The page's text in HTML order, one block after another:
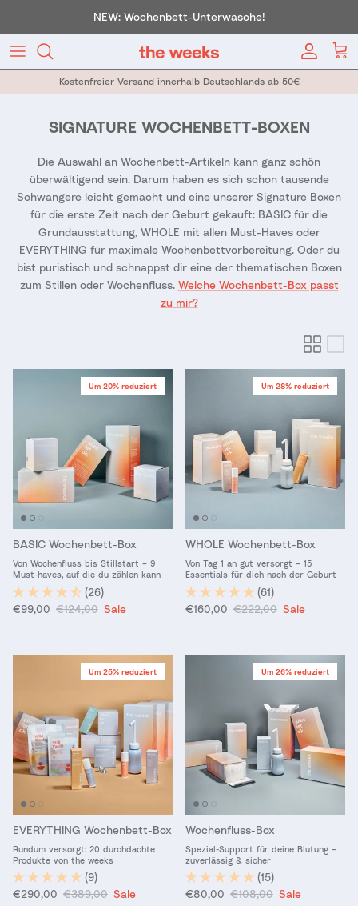
NEW: Wochenbett-Unterwäsche!
Konto
Kostenfreier Versand innerhalb Deutschlands ab 50€
SIGNATURE WOCHENBETT-BOXEN
Die Auswahl an Wochenbett-Artikeln kann ganz schön
überwältigend sein. Darum haben es sich schon tausende
Schwangere leicht gemacht und eine unserer Signature Boxen
für die erste Zeit nach der Geburt gekauft: BASIC für die
Grundausstattung, WHOLE mit allen Must-Haves oder
EVERYTHING für maximale Wochenbettvorbereitung. Oder du
bist puristisch und schnappst dir eine der thematischen Boxen
zum Stillen oder Wochenfluss. Welche Wochenbett-Box passt
zu mir?
Um 20% reduziert
BASIC Wochenbett-Box
Von Wochenfluss bis Stillstart – 9
Must-haves, auf die du zählen kann
(26)
Verkaufspreis
€99,00 Normaler Preis
€124,00 Sale
Um 28% reduziert
WHOLE Wochenbett-Box
Von Tag 1 an gut versorgt – 15
Essentials für dich nach der Geburt
(61)
Verkaufspreis
€160,00 Normaler Preis
€222,00 Sale
Um 25% reduziert
EVERYTHING Wochenbett-Box
Rundum versorgt: 20 durchdachte
Produkte von the weeks
(9)
Verkaufspreis
€290,00 Normaler Preis
€389,00 Sale
Um 26% reduziert
Wochenfluss-Box
Spezial-Support für deine Blutung –
zuverlässig & sicher
(15)
Verkaufspreis
€80,00 Normaler Preis
€108,00 Sale